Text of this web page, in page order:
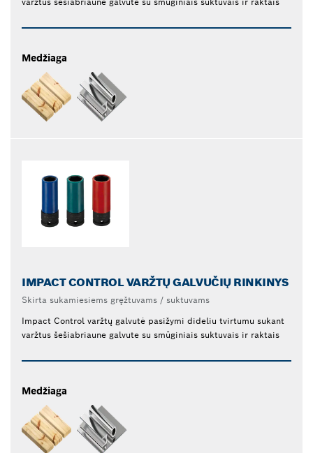
Medžiaga
IMPACT CONTROL VARŽTŲ GALVUČIŲ RINKINYS
Skirta sukamiesiems gręžtuvams / suktuvams
Impact Control varžtų galvutė pasižymi dideliu tvirtumu sukant
varžtus šešiabriaune galvute su smūginiais suktuvais ir raktais
Medžiaga